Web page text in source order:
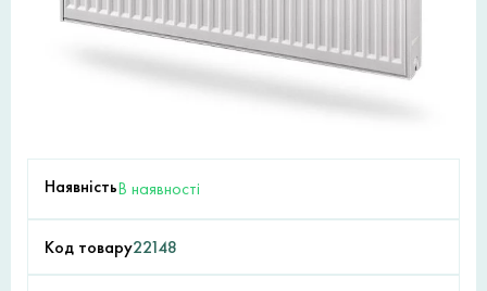
НаявністьВ наявності
Код товару22148